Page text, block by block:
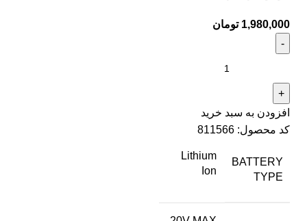
1,980,000 تومان
افزودن به سبد خرید
کد محصول: 811566
BATTERY
TYPE
Lithium
Ion